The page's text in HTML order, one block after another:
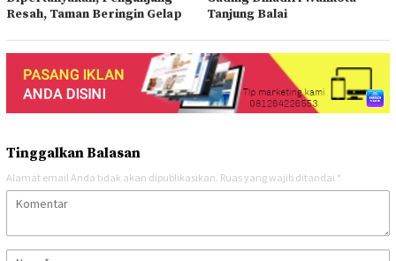
Resah, Taman Beringin Gelap
Tanjung Balai
Tinggalkan Balasan
Alamat email Anda tidak akan dipublikasikan. Ruas yang wajib ditandai *